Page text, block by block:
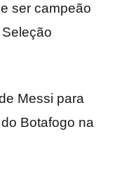
ser campeão
Messi para
Botafogo na